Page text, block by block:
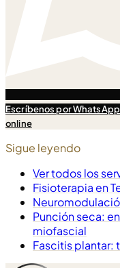
Escríbenos por
online
Sigue leyendo
Ver todos los
Fisioterapia en
Punción seca:
miofascial
Fascitis plantar: